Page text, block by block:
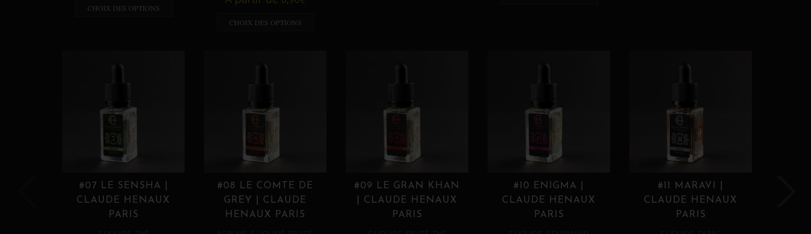
CHOIX DES OPTIONS
CHOIX DES OPTIONS
#07 LE SENSHA |
CLAUDE HENAUX
PARIS
#08 LE COMTE DE
GREY | CLAUDE
HENAUX PARIS
#09 LE GRAN KHAN
| CLAUDE HENAUX
PARIS
#10 ENIGMA |
CLAUDE HENAUX
PARIS
#11 MARAVI |
CLAUDE HENAUX
PARIS